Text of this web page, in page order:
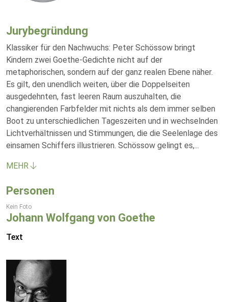
Jurybegründung
Klassiker für den Nachwuchs: Peter Schössow bringt
Kindern zwei Goethe-Gedichte nicht auf der
metaphorischen, sondern auf der ganz realen Ebene näher.
Es gilt, den unendlich weiten, über die Doppelseiten
ausgedehnten, fast leeren Raum auszuhalten, die
changierenden Farbfelder mit nichts als dem immer selben
Boot zu unterschiedlichen Tageszeiten und in wechselnden
Lichtverhältnissen und Stimmungen, die die Seelenlage des
einsamen Schiffers illustrieren. Schössow gelingt es,...
MEHR
Personen
Kein Foto
Johann Wolfgang von Goethe
Text